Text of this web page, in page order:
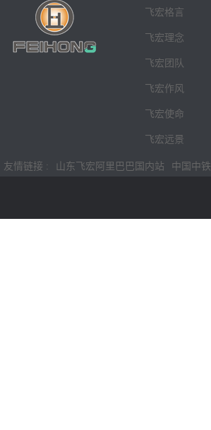
飞宏格言
飞宏理念
飞宏团队
飞宏作风
飞宏使命
飞宏远景
友情链接 : 山东飞宏阿里巴巴国内站 中国中铁